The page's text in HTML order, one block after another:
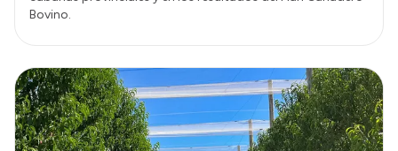
Bovino.